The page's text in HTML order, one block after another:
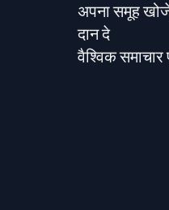
अपना समूह
दान दे
वैश्विक समाचार